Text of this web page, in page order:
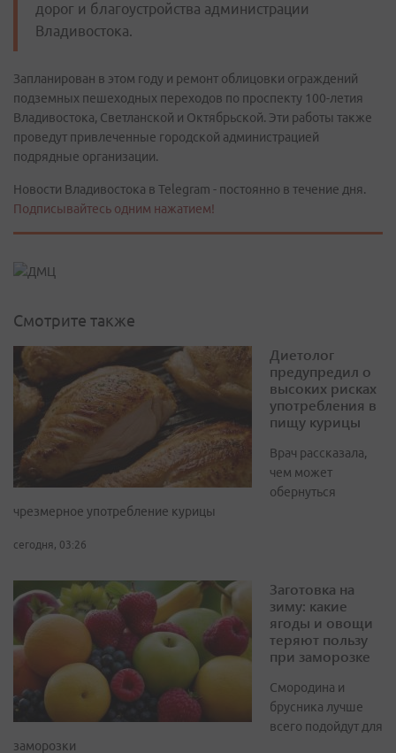
дорог и благоустройства администрации
Владивостока.
Запланирован в этом году и ремонт облицовки ограждений
подземных пешеходных переходов по проспекту 100-летия
Владивостока, Светланской и Октябрьской. Эти работы также
проведут привлеченные городской администрацией
подрядные организации.
Новости Владивостока в Telegram - постоянно в течение дня.
Подписывайтесь одним нажатием!
Смотрите также
Диетолог
предупредил о
высоких рисках
употребления в
пищу курицы
Врач рассказала,
чем может
обернуться
чрезмерное употребление курицы
сегодня, 03:26
Заготовка на
зиму: какие
ягоды и овощи
теряют пользу
при заморозке
Смородина и
брусника лучше
всего подойдут для
заморозки